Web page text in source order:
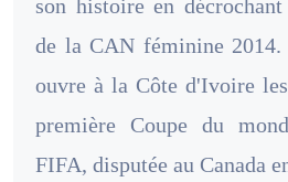
son histoire en
de la CAN féminine 2014.
ouvre à la Côte d'Ivoire
première Coupe du
FIFA, disputée au Canada